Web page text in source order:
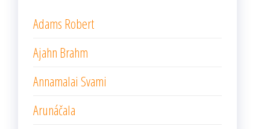
Adams Robert
Ajahn Brahm
Annamalai Svami
Arunáčala